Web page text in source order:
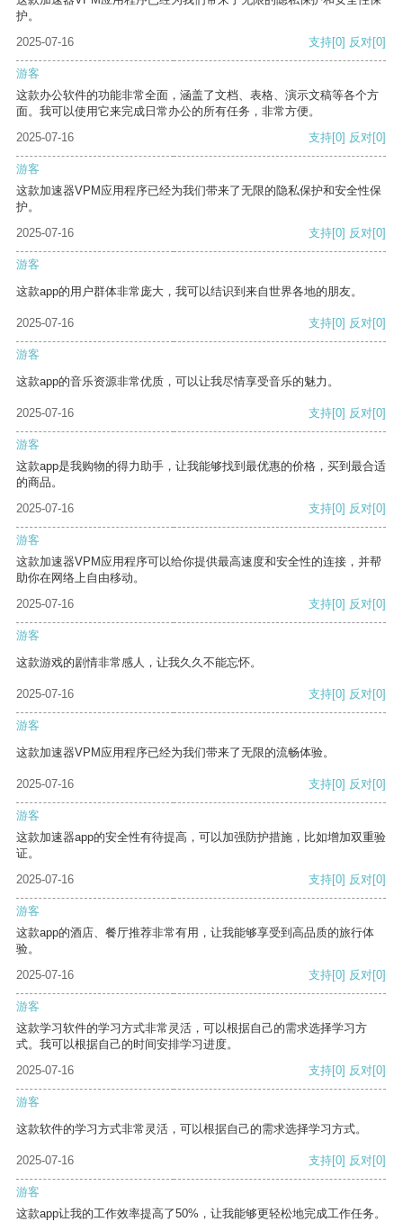
护。
2025-07-16
支持[0] 反对[0]
游客
这款办公软件的功能非常全面，涵盖了文档、表格、演示文稿等各个方
面。我可以使用它来完成日常办公的所有任务，非常方便。
2025-07-16
支持[0] 反对[0]
游客
这款加速器VPM应用程序已经为我们带来了无限的隐私保护和安全性保
护。
2025-07-16
支持[0] 反对[0]
游客
这款app的用户群体非常庞大，我可以结识到来自世界各地的朋友。
2025-07-16 支持[0] 反对[0]
游客
这款app的音乐资源非常优质，可以让我尽情享受音乐的魅力。
2025-07-16 支持[0] 反对[0]
游客
这款app是我购物的得力助手，让我能够找到最优惠的价格，买到最合适
的商品。
2025-07-16
支持[0] 反对[0]
游客
这款加速器VPM应用程序可以给你提供最高速度和安全性的连接，并帮
助你在网络上自由移动。
2025-07-16
支持[0] 反对[0]
游客
这款游戏的剧情非常感人，让我久久不能忘怀。
2025-07-16 支持[0] 反对[0]
游客
这款加速器VPM应用程序已经为我们带来了无限的流畅体验。
2025-07-16 支持[0] 反对[0]
游客
这款加速器app的安全性有待提高，可以加强防护措施，比如增加双重验
证。
2025-07-16
支持[0] 反对[0]
游客
这款app的酒店、餐厅推荐非常有用，让我能够享受到高品质的旅行体
验。
2025-07-16
支持[0] 反对[0]
游客
这款学习软件的学习方式非常灵活，可以根据自己的需求选择学习方
式。我可以根据自己的时间安排学习进度。
2025-07-16
支持[0] 反对[0]
游客
这款软件的学习方式非常灵活，可以根据自己的需求选择学习方式。
2025-07-16 支持[0] 反对[0]
游客
这款app让我的工作效率提高了50%，让我能够更轻松地完成工作任务。